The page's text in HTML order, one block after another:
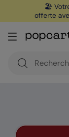
🏖️
offerte